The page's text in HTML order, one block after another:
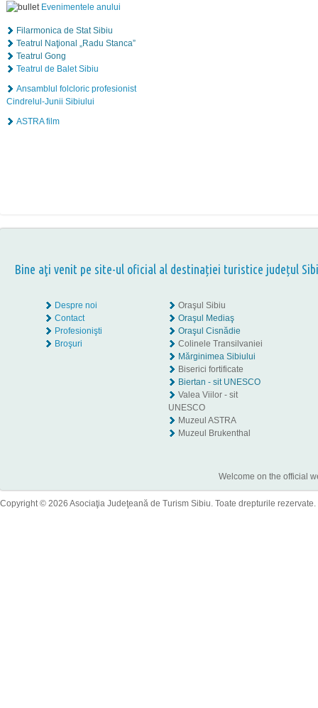
Evenimentele anului
Filarmonica de Stat Sibiu
Teatrul Naţional „Radu Stanca”
Teatrul Gong
Teatrul de Balet Sibiu
Ansamblul folcloric profesionist
Cindrelul-Junii Sibiului
ASTRA film
Bine aţi venit pe site-ul oficial al destinației turistice județul
Despre noi
Contact
Profesionişti
Broşuri
Oraşul Sibiu
Oraşul Mediaş
Oraşul Cisnădie
Colinele Transilvaniei
Mărginimea Sibiului
Biserici fortificate
Biertan - sit UNESCO
Valea Viilor - sit
UNESCO
Muzeul ASTRA
Muzeul Brukenthal
Welcome on the official
Copyright © 2026 Asociaţia Judeţeană de Turism Sibiu. Toate drepturile rezervate.